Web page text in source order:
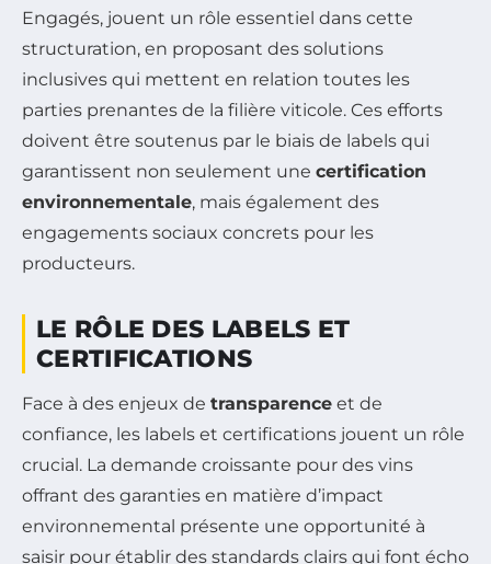
Engagés, jouent un rôle essentiel dans cette
structuration, en proposant des solutions
inclusives qui mettent en relation toutes les
parties prenantes de la filière viticole. Ces efforts
doivent être soutenus par le biais de labels qui
garantissent non seulement une certification
environnementale, mais également des
engagements sociaux concrets pour les
producteurs.
LE RÔLE DES LABELS ET
CERTIFICATIONS
Face à des enjeux de transparence et de
confiance, les labels et certifications jouent un rôle
crucial. La demande croissante pour des vins
offrant des garanties en matière d’impact
environnemental présente une opportunité à
saisir pour établir des standards clairs qui font écho